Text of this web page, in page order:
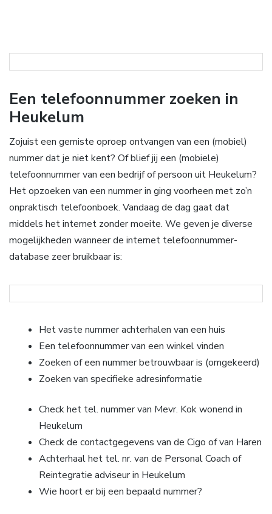
Een telefoonnummer zoeken in
Heukelum
Zojuist een gemiste oproep ontvangen van een (mobiel)
nummer dat je niet kent? Of blief jij een (mobiele)
telefoonnummer van een bedrijf of persoon uit Heukelum?
Het opzoeken van een nummer in ging voorheen met zo’n
onpraktisch telefoonboek. Vandaag de dag gaat dat
middels het internet zonder moeite. We geven je diverse
mogelijkheden wanneer de internet telefoonnummer-
database zeer bruikbaar is:
Het vaste nummer achterhalen van een huis
Een telefoonnummer van een winkel vinden
Zoeken of een nummer betrouwbaar is (omgekeerd)
Zoeken van specifieke adresinformatie
Check het tel. nummer van Mevr. Kok wonend in
Heukelum
Check de contactgegevens van de Cigo of van Haren
Achterhaal het tel. nr. van de Personal Coach of
Reintegratie adviseur in Heukelum
Wie hoort er bij een bepaald nummer?